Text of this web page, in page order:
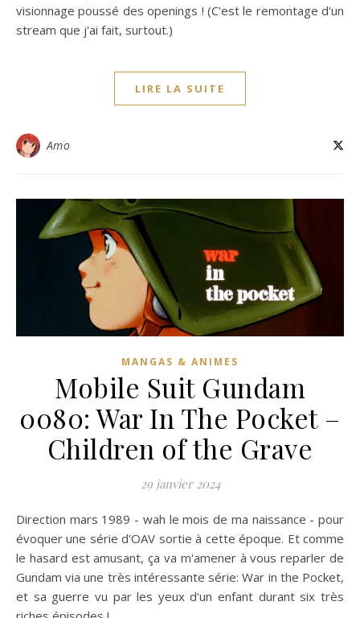
visionnage poussé des openings ! (C'est le remontage d'un
stream que j'ai fait, surtout.)
LIRE LA SUITE
Amo
MANGAS & ANIMES
Mobile Suit Gundam
0080: War In The Pocket –
Children of the Grave
29 janvier 2024
Direction mars 1989 - wah le mois de ma naissance - pour
évoquer une série d'OAV sortie à cette époque. Et comme
le hasard est amusant, ça va m'amener à vous reparler de
Gundam via une très intéressante série: War in the Pocket,
et sa guerre vu par les yeux d'un enfant durant six très